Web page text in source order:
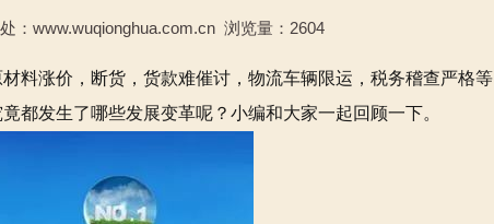
：www.wuqionghua.com.cn 浏览量：2604
料涨价，断货，货款难催讨，物流车辆限运，税务稽查严格等
都发生了哪些发展变革呢？小编和大家一起回顾一下。